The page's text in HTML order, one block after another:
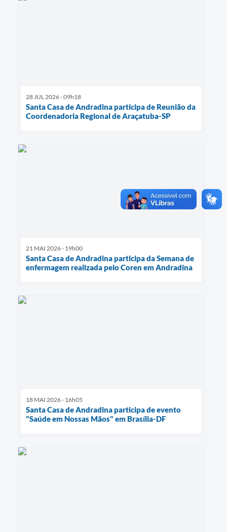
28 JUL 2026 - 09h18
Santa Casa de Andradina participa de Reunião da
Coordenadoria Regional de Araçatuba-SP
21 MAI 2026 - 19h00
Santa Casa de Andradina participa da Semana de
enfermagem realizada pelo Coren em Andradina
18 MAI 2026 - 16h05
Santa Casa de Andradina participa de evento
"Saúde em Nossas Mãos" em Brasília-DF